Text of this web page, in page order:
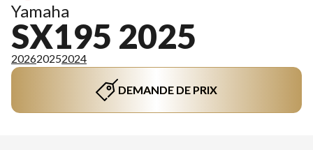
Yamaha
SX195 2025
202620252024
DEMANDE DE PRIX